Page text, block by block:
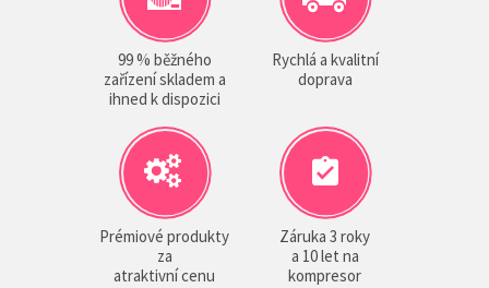
99 % běžného
zařízení skladem a
ihned k dispozici
Rychlá a kvalitní
doprava
Prémiové produkty
za
atraktivní cenu
Záruka 3 roky
a 10 let na
kompresor